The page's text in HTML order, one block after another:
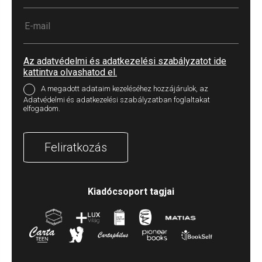
Az adatvédelmi és adatkezelési szabályzatot ide
kattintva olvashatod el.
A megadott adataim kezeléséhez hozzájárulok, az
Adatvédelmi és adatkezelési szabályzatban foglaltakat
elfogadom.
Feliratkozás
Kiadócsoport tagjai